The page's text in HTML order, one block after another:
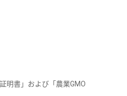
明書」および「農業GMO